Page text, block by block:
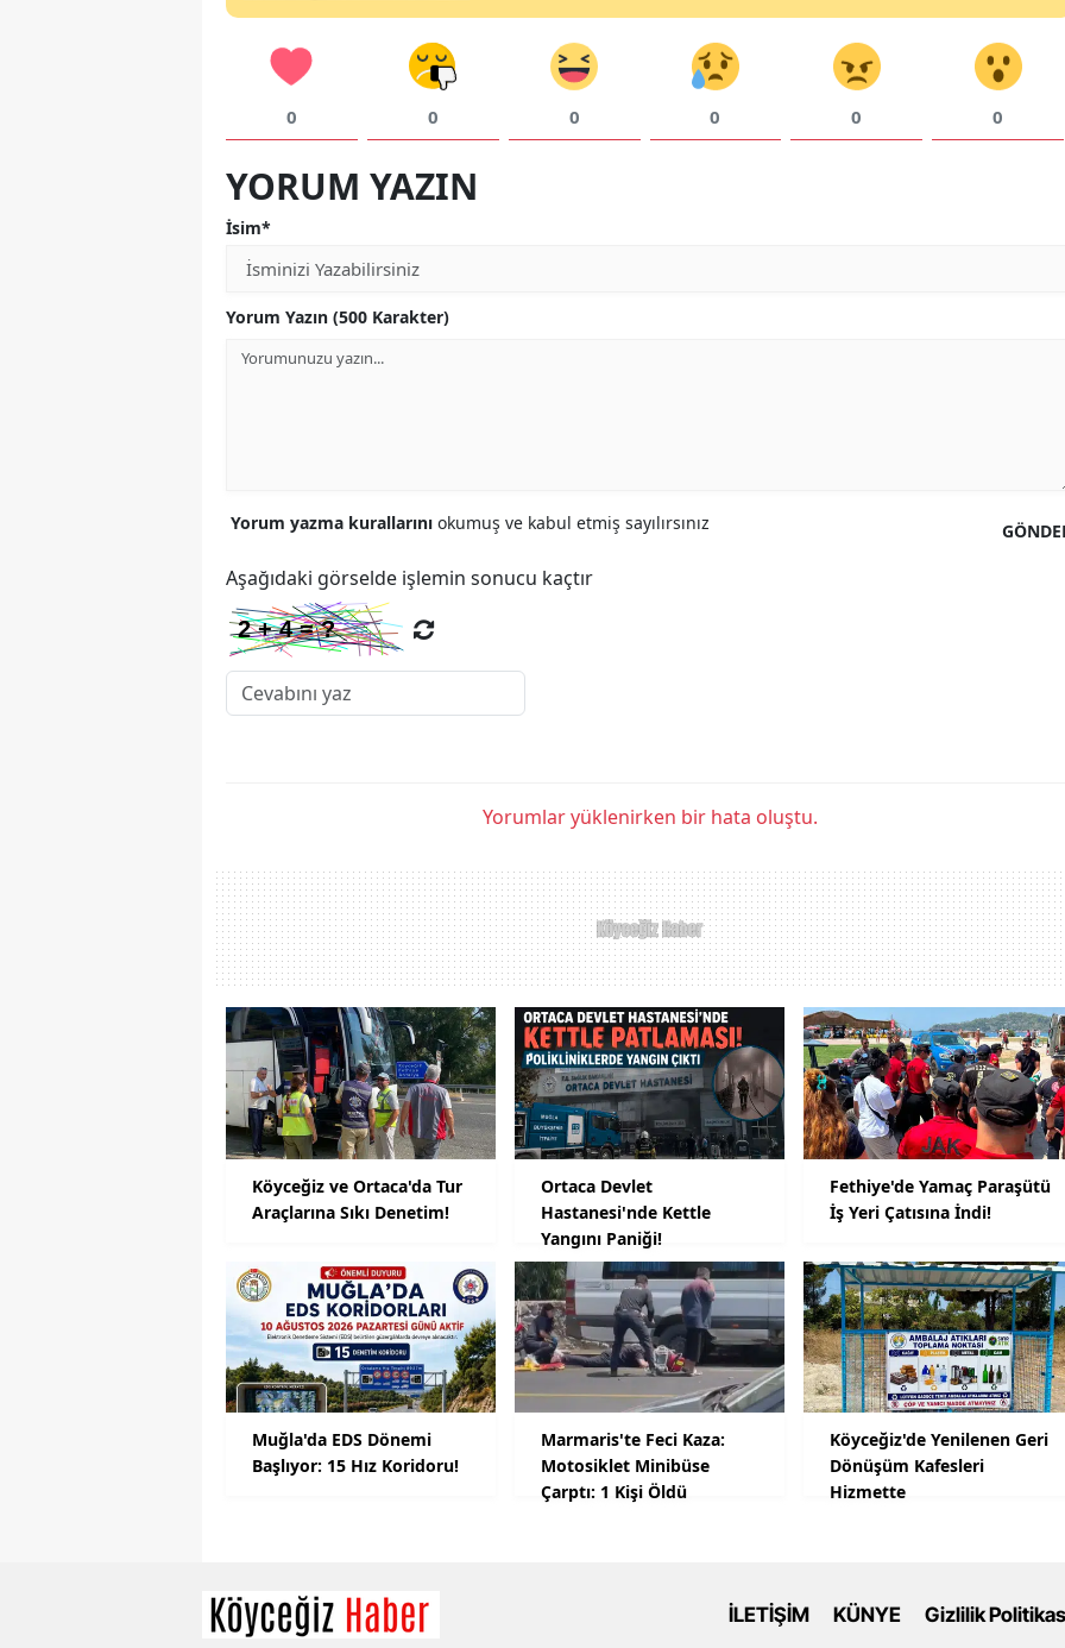
0 0 0 0 0 0
YORUM YAZIN
İsim*
Yorum Yazın (500 Karakter)
Yorum yazma kurallarını okumuş ve kabul etmiş sayılırsınız
Aşağıdaki görselde işlemin sonucu kaçtır
Yorumlar yüklenirken bir hata oluştu.
Köyceğiz ve Ortaca'da Tur
Araçlarına Sıkı Denetim!
Ortaca Devlet
Hastanesi'nde Kettle
Yangını Paniği!
Fethiye'de Yamaç Paraşütü
İş Yeri Çatısına İndi!
Muğla'da EDS Dönemi
Başlıyor: 15 Hız Koridoru!
Marmaris'te Feci Kaza:
Motosiklet Minibüse
Çarptı: 1 Kişi Öldü
Köyceğiz'de Yenilenen Geri
Dönüşüm Kafesleri
Hizmette
İLETİŞİM KÜNYE Gizlilik